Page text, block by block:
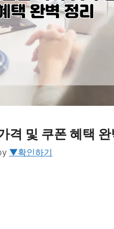
격 및 쿠폰 혜택
▼확인하기